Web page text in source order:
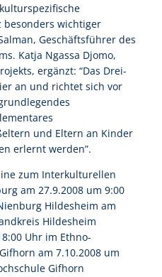
besonders wichtiger
Geschäftsführer des
Katja Ngassa Djomo,
ergänzt: “Das Drei-
an und richtet sich vor
und Eltern an Kinder
erlernt werden”.
zum Interkulturellen
am 27.9.2008 um 9:00
Hildesheim am
Hildesheim
Uhr im Ethno-
am 7.10.2008 um
Gifhorn